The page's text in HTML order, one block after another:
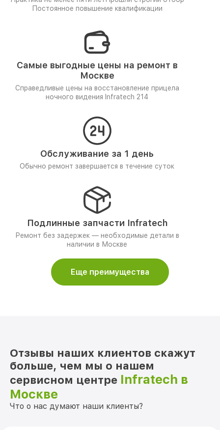
Постоянное повышение квалификации
Самые выгодные цены на ремонт в
Москве
Справедливые цены на восстановление прицела
ночного видения Infratech 214
Обслуживание за 1 день
Обычно ремонт завершается в течение суток
Подлинные запчасти Infratech
Ремонт без задержек — необходимые детали в
наличии в Москве
Еще преимущества
Отзывы наших клиентов скажут
больше, чем мы о нашем
сервисном центре Infratech в
Москве
Что о нас думают наши клиенты?